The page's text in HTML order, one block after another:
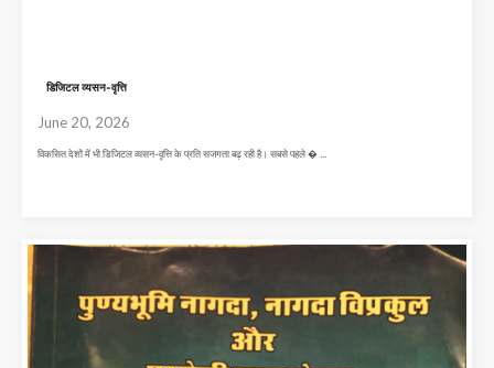
डिजिटल व्यसन-वृत्ति
June 20, 2026
विकसित देशों में भी डिजिटल व्यसन-वृत्ति के प्रति सजगता बढ़ रही है। सबसे पहले � ...